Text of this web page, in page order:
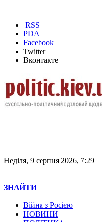
RSS
PDA
Facebook
Twitter
Вконтакте
Неділя, 9 серпня 2026, 7:29
ЗНАЙТИ
Війна з Росією
НОВИНИ